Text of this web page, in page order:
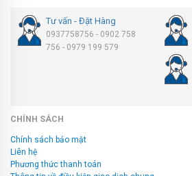
Tư vấn - Đặt Hàng
0937758756 - 0902 758
756 - 0979 199 579
CHÍNH SÁCH
Chính sách bảo mật
Liên hệ
Phương thức thanh toán